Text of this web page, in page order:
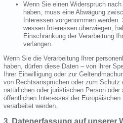
Wenn Sie einen Widerspruch
haben, muss eine Abwägung
Interessen vorgenommen
wessen Interessen überwiegen,
Einschränkung der Verarbeitung
verlangen.
Wenn Sie die Verarbeitung Ihrer
haben, dürfen diese Daten – von ihrer
Ihrer Einwilligung oder zur
von Rechtsansprüchen oder zum Schutz
natürlichen oder juristischen Person
öffentlichen Interesses der
verarbeitet werden.